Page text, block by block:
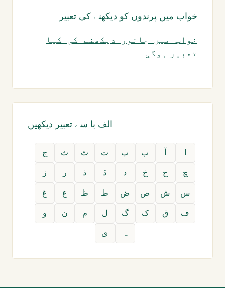
خواب میں پرندوں کو دیکھنے کی تعبیر
خواب میں جانور دیکھنے کی کیا
تعبیر ہوگی
الف با سے تعبیر دیکھیں
ا آ ب پ ت ٹ ث
ج
چ
ح خ د ڈ ذ ر
ز
س
ش ص ض ط ظ ع
غ
ف
ق ک گ ل م ن
و
ہ
ی